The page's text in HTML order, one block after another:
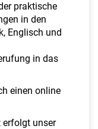
praktische
in den
Englisch und
in das
einen online
erfolgt unser